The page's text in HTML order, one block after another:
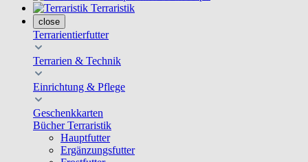
Terraristik
close
Terrarientierfutter
Terrarien & Technik
Einrichtung & Pflege
Geschenkkarten
Bücher Terraristik
Hauptfutter
Ergänzungsfutter